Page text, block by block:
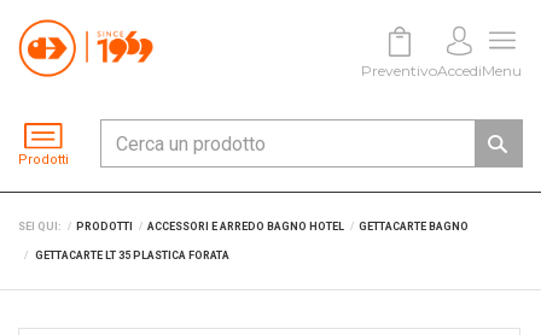
Prodotti
PreventivoAccediMenu
SEI QUI: PRODOTTI ACCESSORI E ARREDO BAGNO HOTEL GETTACARTE BAGNO
GETTACARTE LT 35 PLASTICA FORATA